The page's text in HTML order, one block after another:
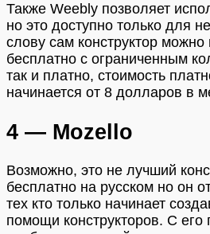
Также Weebly позволяет
но это доступно только для
слову сам конструктор можно
бесплатно с ограниченным
так и платно, стоимость
начинается от 8 долларов в
4 — Mozello
Возможно, это не лучший
бесплатно на русском но он
тех кто только начинает
помощи конструкторов. С